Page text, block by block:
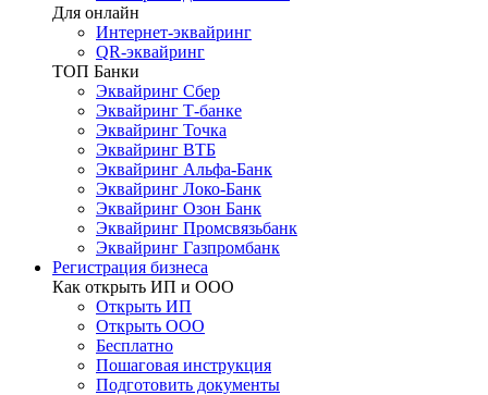
Для онлайн
Интернет-эквайринг
QR-эквайринг
ТОП Банки
Эквайринг Сбер
Эквайринг Т-банке
Эквайринг Точка
Эквайринг ВТБ
Эквайринг Альфа-Банк
Эквайринг Локо-Банк
Эквайринг Озон Банк
Эквайринг Промсвязьбанк
Эквайринг Газпромбанк
Регистрация бизнеса
Как открыть ИП и ООО
Открыть ИП
Открыть ООО
Бесплатно
Пошаговая инструкция
Подготовить документы